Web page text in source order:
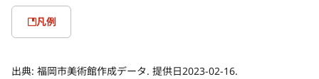
凡例
出典: 福岡市美術館作成データ. 提供日2023-02-16.